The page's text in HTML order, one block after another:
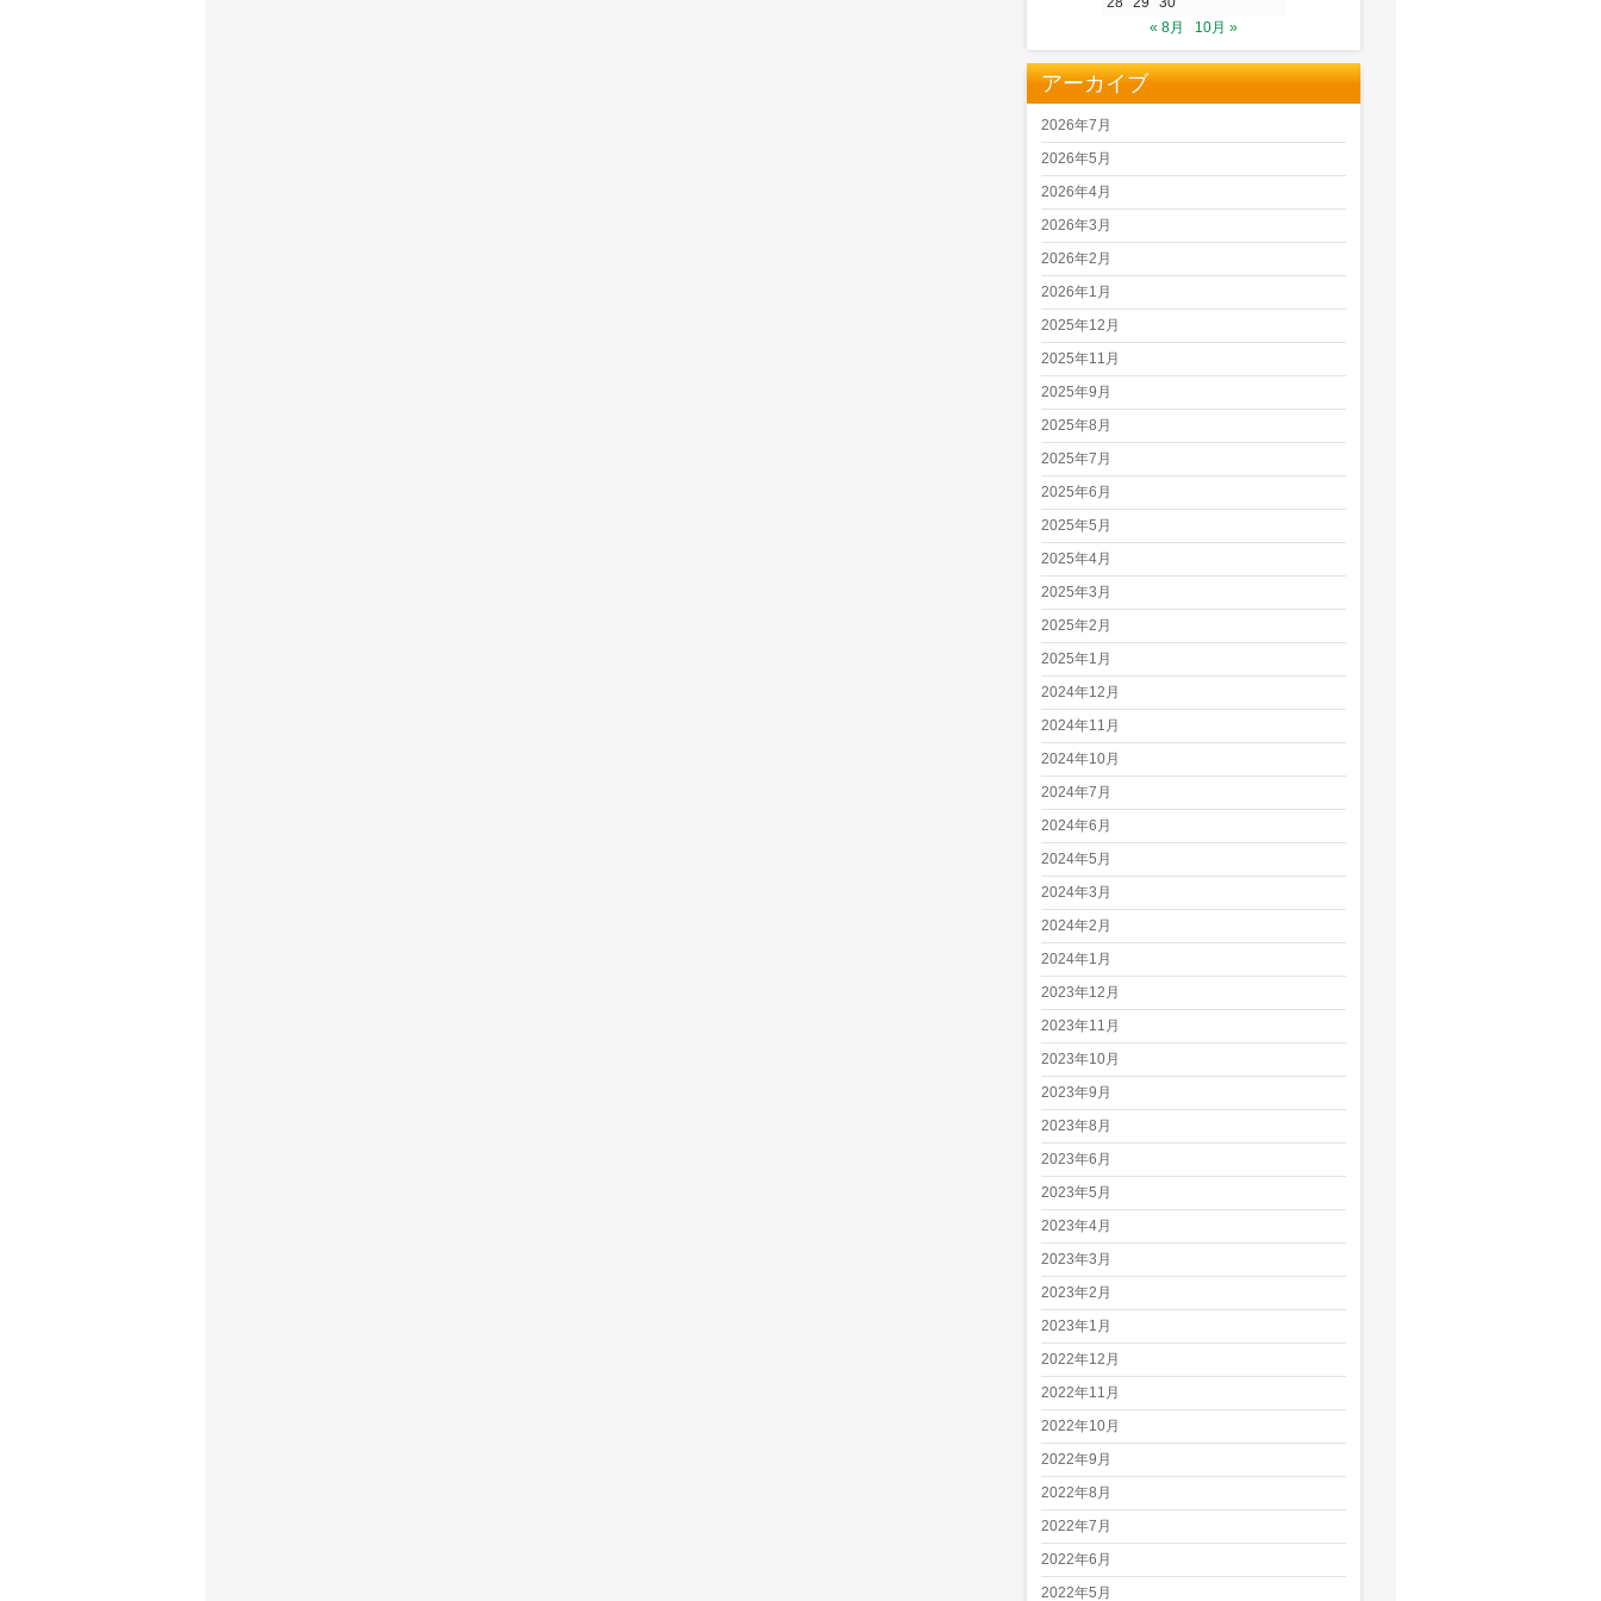
« 8月
10月 »
アーカイブ
2026年7月
2026年5月
2026年4月
2026年3月
2026年2月
2026年1月
2025年12月
2025年11月
2025年9月
2025年8月
2025年7月
2025年6月
2025年5月
2025年4月
2025年3月
2025年2月
2025年1月
2024年12月
2024年11月
2024年10月
2024年7月
2024年6月
2024年5月
2024年3月
2024年2月
2024年1月
2023年12月
2023年11月
2023年10月
2023年9月
2023年8月
2023年6月
2023年5月
2023年4月
2023年3月
2023年2月
2023年1月
2022年12月
2022年11月
2022年10月
2022年9月
2022年8月
2022年7月
2022年6月
2022年5月